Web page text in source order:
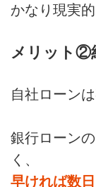
かなり現実
メリット②
自社ローン
銀行ローン
く、
早ければ数